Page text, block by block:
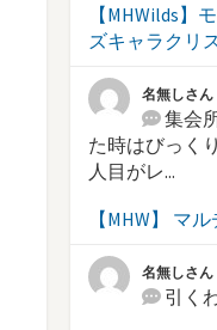
【MHWilds】
ズキャラクリ
名無しさん
集会
た時はびっく
人目がレ...
【MHW】 マ
名無しさん
引く